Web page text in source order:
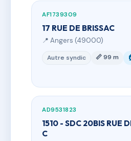
AF1739309
17 RUE DE BRISSAC
📍 Angers (49000)
Autre syndic 📏 99 m
AD9531823
1510 - SDC 20BIS RUE
C